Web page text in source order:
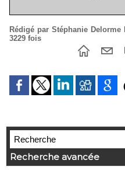
Rédigé par Stéphanie
3229 fois
Recherche avancée